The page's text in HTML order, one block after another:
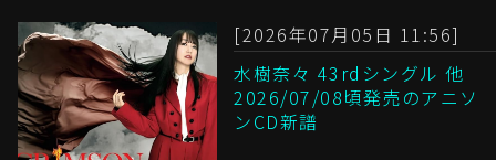
[2026年07月05日 11:56]
水樹奈々 43rdシングル 他
2026/07/08頃発売のアニソ
ンCD新譜